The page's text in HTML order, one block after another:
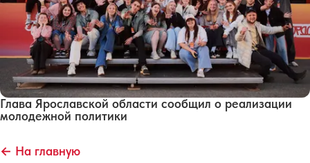
Глава Ярославской области сообщил о реализации
молодежной политики
← На главную